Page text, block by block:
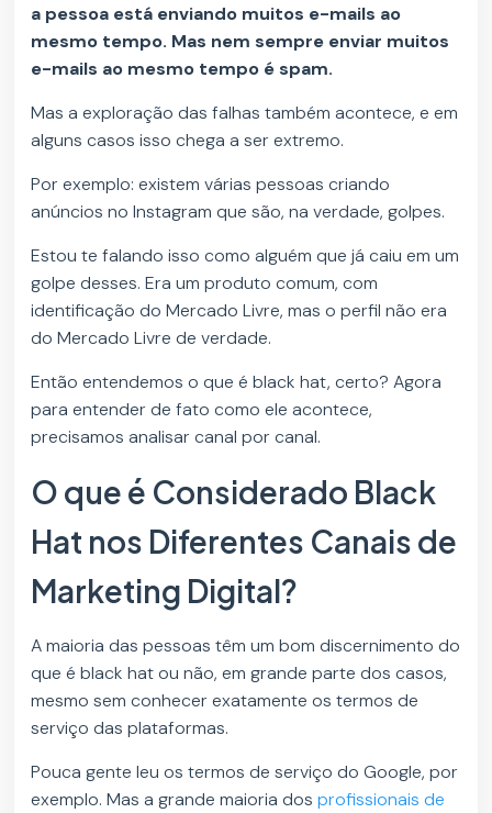
a pessoa está enviando muitos e-mails ao
mesmo tempo. Mas nem sempre enviar muitos
e-mails ao mesmo tempo é spam.
Mas a exploração das falhas também acontece, e em
alguns casos isso chega a ser extremo.
Por exemplo: existem várias pessoas criando
anúncios no Instagram que são, na verdade, golpes.
Estou te falando isso como alguém que já caiu em um
golpe desses. Era um produto comum, com
identificação do Mercado Livre, mas o perfil não era
do Mercado Livre de verdade.
Então entendemos o que é black hat, certo? Agora
para entender de fato como ele acontece,
precisamos analisar canal por canal.
O que é Considerado Black
Hat nos Diferentes Canais de
Marketing Digital?
A maioria das pessoas têm um bom discernimento do
que é black hat ou não, em grande parte dos casos,
mesmo sem conhecer exatamente os termos de
serviço das plataformas.
Pouca gente leu os termos de serviço do Google, por
exemplo. Mas a grande maioria dosprofissionais de